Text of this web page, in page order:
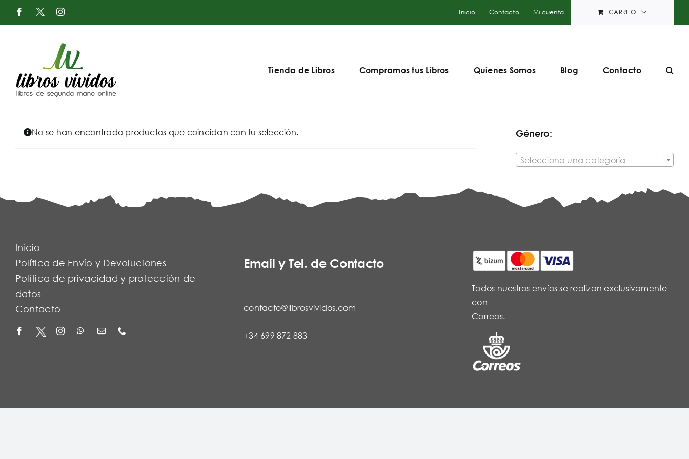
Saltar
Facebook
X
Twitter
Instagram Inicio Contacto Mi cuenta CARRITO
Tienda de Libros Compramos tus Libros Quienes Somos Blog Contacto
No se han encontrado productos que coincidan con tu selección. Género:
Selecciona una categoría
Inicio
Política de Envío y Devoluciones
Política de privacidad y protección de
datos
Contacto
Email y Tel. de Contacto
contacto@librosvividos.com
+34 699 872 883
Todos nuestros envíos se realizan exclusivamente
con
Correos.